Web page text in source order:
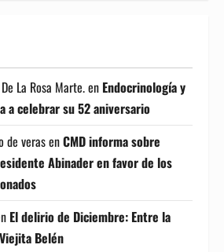
La Rosa Marte.en Endocrinología y
a celebrar su 52 aniversario
de verasenCMD informa sobre
Abinader en favor de los
El delirio de Diciembre: Entre la
Belén